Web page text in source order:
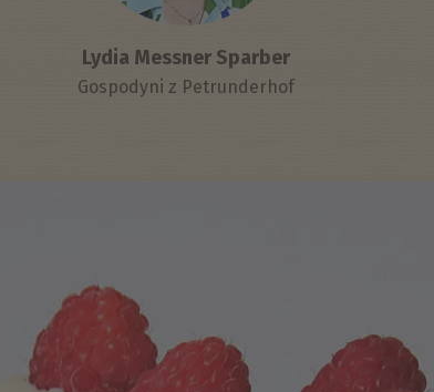
Lydia Messner Sparber
Gospodyni z Petrunderhof